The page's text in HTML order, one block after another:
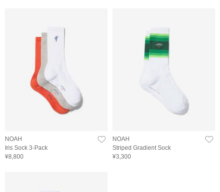
NOAH
Iris Sock 3-Pack
¥8,800
NOAH
Striped Gradient Sock
¥3,300